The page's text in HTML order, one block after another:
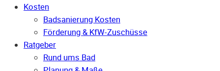
Kosten
Badsanierung Kosten
Förderung & KfW-Zuschüsse
Ratgeber
Rund ums Bad